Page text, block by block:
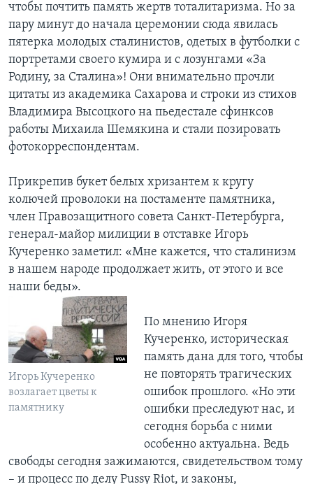
чтобы почтить память жертв тоталитаризма. Но за
пару минут до начала церемонии сюда явилась
пятерка молодых сталинистов, одетых в футболки с
портретами своего кумира и с лозунгами «За
Родину, за Сталина»! Они внимательно прочли
цитаты из академика Сахарова и строки из стихов
Владимира Высоцкого на пьедестале сфинксов
работы Михаила Шемякина и стали позировать
фотокорреспондентам.
Прикрепив букет белых хризантем к кругу
колючей проволоки на постаменте памятника,
член Правозащитного совета Санкт-Петербурга,
генерал-майор милиции в отставке Игорь
Кучеренко заметил: «Мне кажется, что сталинизм
в нашем народе продолжает жить, от этого и все
наши беды».
Игорь Кучеренко
возлагает цветы к
памятнику
По мнению Игоря
Кучеренко, историческая
память дана для того, чтобы
не повторять трагических
ошибок прошлого. «Но эти
ошибки преследуют нас, и
сегодня борьба с ними
особенно актуальна. Ведь
свободы сегодня зажимаются, свидетельством тому
– и процесс по делу Pussy Riot, и законы,